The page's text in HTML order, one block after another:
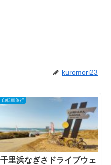
kuromori23
自転車旅行
千里浜なぎさドライブウェ